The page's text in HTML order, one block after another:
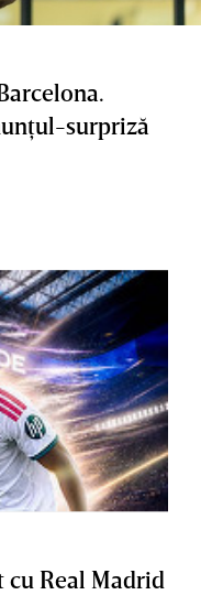
surpriză
cu Real Madrid